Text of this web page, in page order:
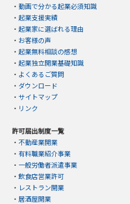
・ 動画で分かる起業必須知識
・ 起業支援実績
・ 起業家に選ばれる理由
・ お客様の声
・ 起業無料相談の感想
・ 起業独立開業基礎知識
・ よくあるご質問
・ ダウンロード
・ サイトマップ
・ リンク
許可届出制度一覧
・ 不動産業開業
・ 有料職業紹介事業
・ 一般労働者派遣事業
・ 飲食店営業許可
・ レストラン開業
・ 居酒屋開業